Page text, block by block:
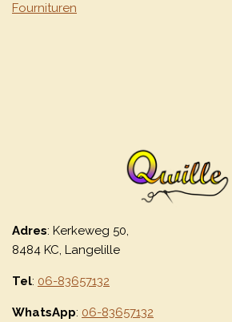
Fournituren
Adres: Kerkeweg 50,
8484 KC, Langelille
Tel: 06-83657132
WhatsApp: 06-83657132